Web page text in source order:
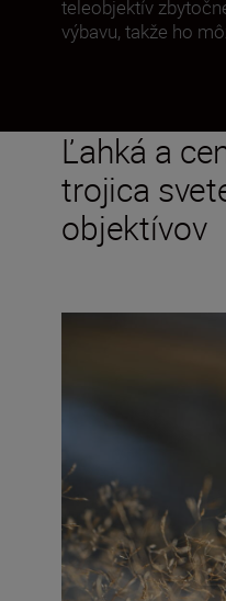
teleobjektív
výbavu, takže ho
Ľahká a
trojica
objektívov